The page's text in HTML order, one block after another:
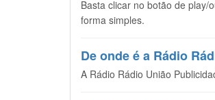
Basta clicar no botão de
forma simples.
De onde é a Rádio
A Rádio Rádio União